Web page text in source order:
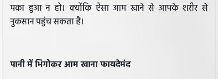
पका हुआ न हो। क्योंकि ऐसा आम खाने से आपके शरीर से
नुकसान पहुंच सकता है।
पानी में भिगोकर आम खाना फायदेमंद